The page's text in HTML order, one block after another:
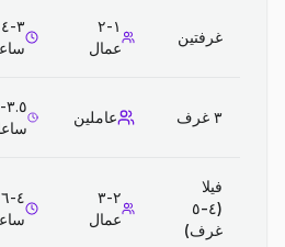
غرفتين
١-٢
عمال
٣-٤
٣ غرف عاملين
فيلا
(٤-٥
غرف)
٢-٣
عمال
٤-٦